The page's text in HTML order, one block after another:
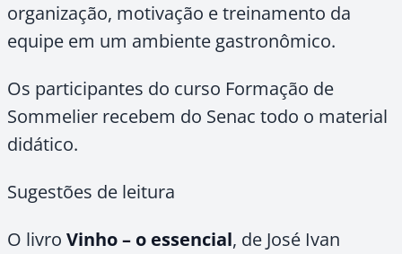
organização, motivação e treinamento da
equipe em um ambiente gastronômico.
Os participantes do curso Formação de
Sommelier recebem do Senac todo o material
didático.
Sugestões de leitura
O livro Vinho – o essencial, de José Ivan